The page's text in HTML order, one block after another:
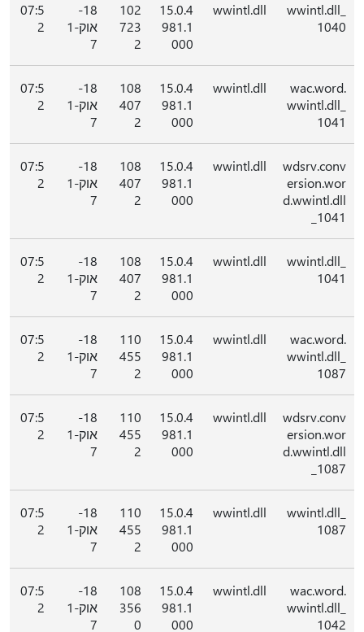
wwintl.dll_
1040
wwintl.dll
15.0.4
981.1
000
102
723
2
18-
אוק-1
7
07:5
2
wac.word.
wwintl.dll_
1041
wwintl.dll
15.0.4
981.1
000
108
407
2
18-
אוק-1
7
07:5
2
wdsrv.conv
ersion.wor
d.wwintl.dll
_1041
wwintl.dll
15.0.4
981.1
000
108
407
2
18-
אוק-1
7
07:5
2
wwintl.dll_
1041
wwintl.dll
15.0.4
981.1
000
108
407
2
18-
אוק-1
7
07:5
2
wac.word.
wwintl.dll_
1087
wwintl.dll
15.0.4
981.1
000
110
455
2
18-
אוק-1
7
07:5
2
wdsrv.conv
ersion.wor
d.wwintl.dll
_1087
wwintl.dll
15.0.4
981.1
000
110
455
2
18-
אוק-1
7
07:5
2
wwintl.dll_
1087
wwintl.dll
15.0.4
981.1
000
110
455
2
18-
אוק-1
7
07:5
2
wac.word.
wwintl.dll_
1042
wwintl.dll
15.0.4
981.1
000
108
356
0
18-
אוק-1
7
07:5
2